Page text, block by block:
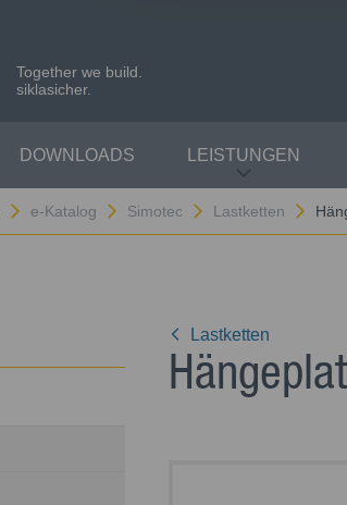
Together we build.
siklasicher.
DOWNLOADS LEISTUNGEN
e-Katalog Simotec Lastketten
Lastketten